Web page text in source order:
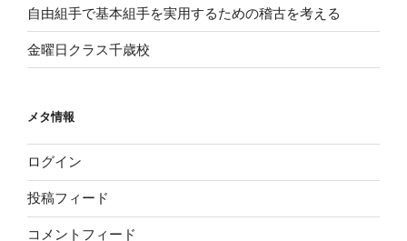
自由組手で基本組手を実用するための稽古を考える
金曜日クラス千歳校
メタ情報
ログイン
投稿フィード
コメントフィード